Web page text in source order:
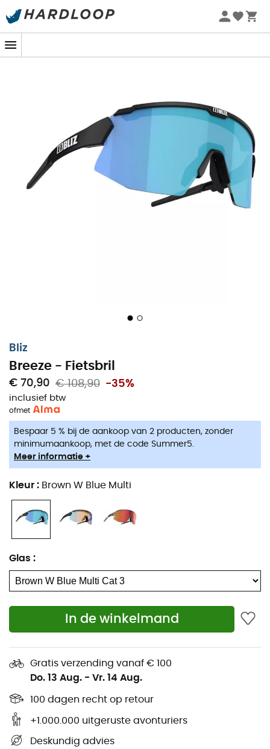
Zomeraanbiedingen 🔥 -5% EXTRA vanaf 2 producten* met
Bliz
Breeze - Fietsbril
€ 70,90 € 108,90 -35%
inclusief btw
ofmet
Bespaar 5 % bij de aankoop van 2 producten, zonder
minimumaankoop, met de code Summer5.
Meer informatie +
Kleur : Brown W Blue Multi
Glas :
In de winkelmand
Gratis verzending vanaf € 100
Do. 13 Aug. - Vr. 14 Aug.
100 dagen recht op retour
+1.000.000 uitgeruste avonturiers
Deskundig advies